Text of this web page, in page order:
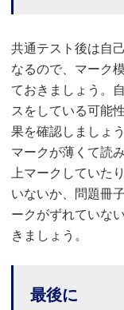
共通テスト後は自
なるので、マーク
ておきましょう。
スをしている可能
果を確認しましょう
マークが薄くて読
上マークしていた
いないか、問題冊
ークがずれていな
きましょう。
最後に